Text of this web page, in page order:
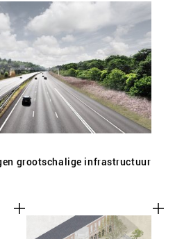
grootschalige infrastructuur